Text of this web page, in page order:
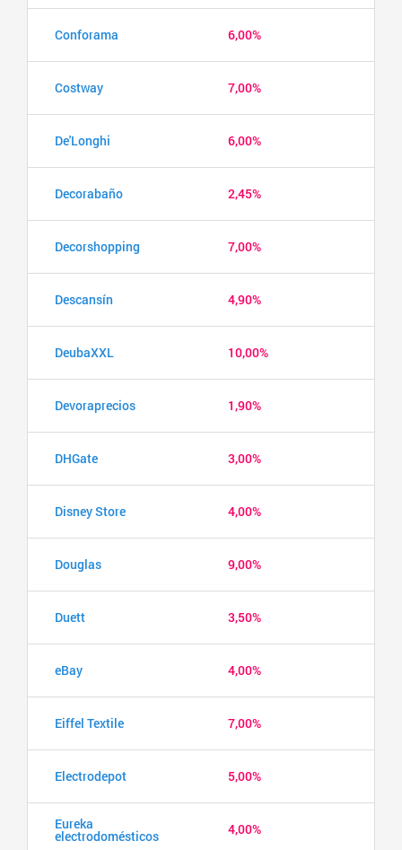
Conforama 6,00%
Costway 7,00%
De'Longhi 6,00%
Decorabaño 2,45%
Decorshopping 7,00%
Descansín 4,90%
DeubaXXL 10,00%
Devoraprecios 1,90%
DHGate 3,00%
Disney Store 4,00%
Douglas 9,00%
Duett 3,50%
eBay 4,00%
Eiffel Textile 7,00%
Electrodepot 5,00%
Eureka
electrodomésticos 4,00%